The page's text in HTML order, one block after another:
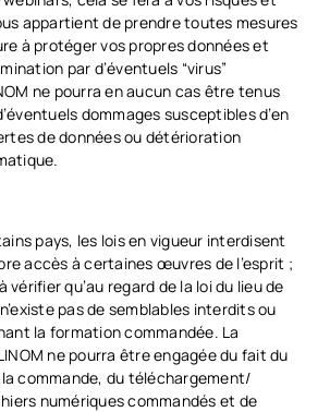
appartient de prendre toutes mesures
à protéger vos propres données et
par d’éventuels “virus”
ne pourra en aucun cas être tenus
dommages susceptibles d’en
de données ou détérioration
pays, les lois en vigueur interdisent
accès à certaines œuvres de l’esprit ;
vérifier qu’au regard de la loi du lieu de
pas de semblables interdits ou
la formation commandée. La
ne pourra être engagée du fait du
commande, du téléchargement/
numériques commandés et de